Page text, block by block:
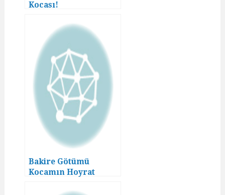
Kocası!
Bakire Götümü
Kocamın Hoyrat